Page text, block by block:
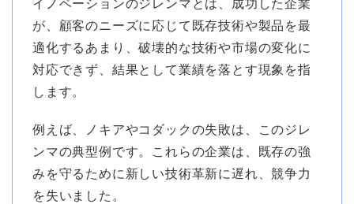
イノベーションのジレンマとは、成功した企業
が、顧客のニーズに応じて既存技術や製品を最
適化するあまり、破壊的な技術や市場の変化に
対応できず、結果として業績を落とす現象を指
します。
例えば、ノキアやコダックの失敗は、このジレ
ンマの典型例です。これらの企業は、既存の強
みを守るために新しい技術革新に遅れ、競争力
を失いました。